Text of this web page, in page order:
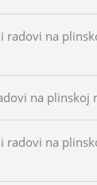
radovi na
na plinskoj
radovi na